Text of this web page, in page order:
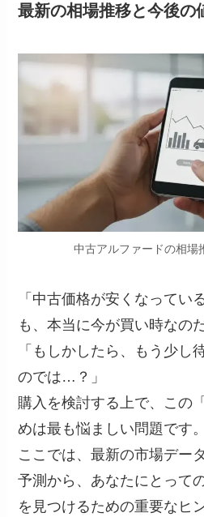
最新の相場推移と今後の
中古アルファードの相場
「中古価格が安くなってい
も、本当に今が買い時なの
「もしかしたら、もう少し
のでは…？」
購入を検討する上で、この
めは最も悩ましい問題です。
ここでは、最新の市場デー
予測から、あなたにとって
を見つけるための重要なヒ